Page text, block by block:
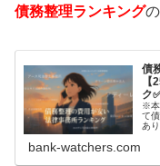
債務整理ランキング
債
ク
※本
て
あ
bank-watchers.com